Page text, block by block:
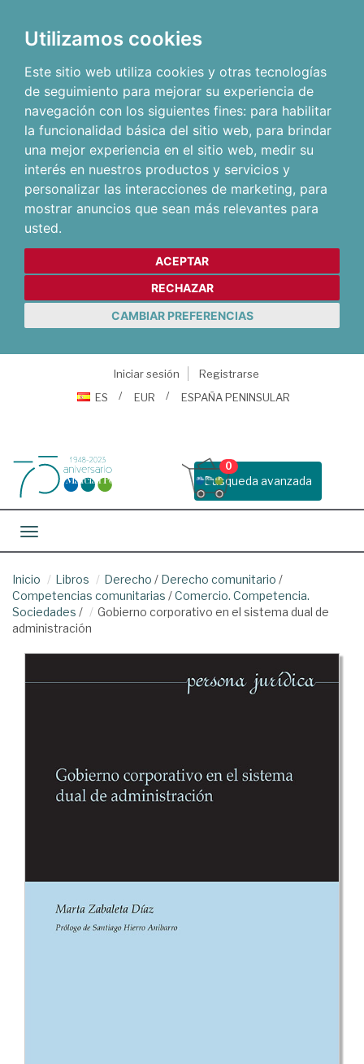
Utilizamos cookies
Este sitio web utiliza cookies y otras tecnologías
de seguimiento para mejorar su experiencia de
navegación con los siguientes fines: para habilitar
la funcionalidad básica del sitio web, para brindar
una mejor experiencia en el sitio web, medir su
interés en nuestros productos y servicios y
personalizar las interacciones de marketing, para
mostrar anuncios que sean más relevantes para
usted.
ACEPTAR
RECHAZAR
CAMBIAR PREFERENCIAS
Iniciar sesión
Registrarse
ES
EUR ESPAÑA PENINSULAR
Busqueda avanzada
0
Toggle navigation
Inicio Libros Derecho / Derecho comunitario /
Competencias comunitarias /Comercio. Competencia.
Sociedades /
Gobierno corporativo en el sistema dual de
administración